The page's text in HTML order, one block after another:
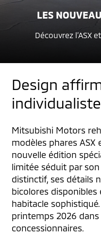
LES
Découvrez l’ASX
Design
Mitsubishi Motors
modèles phares ASX
nouvelle édition
limitée séduit par
distinctif, ses détails
bicolores
habitacle
printemps 2026 dans
concessionnaires.